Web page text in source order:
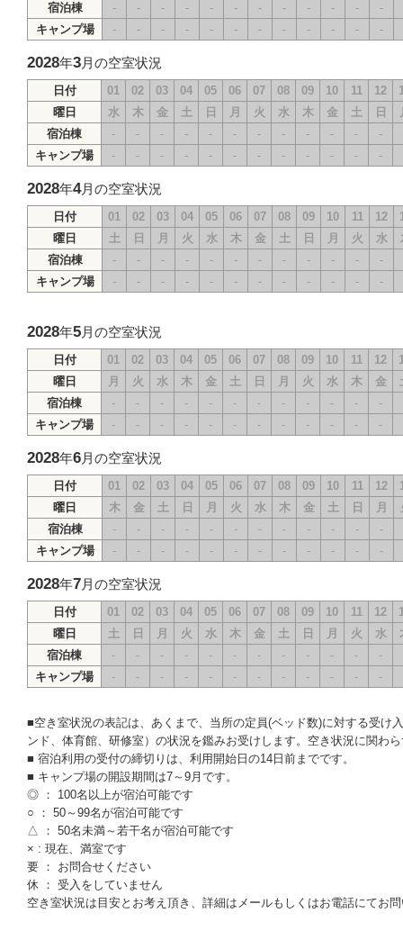
宿泊棟 - - - - - - - - - - -
-
キャンプ場
- - - - - - - - - - - -
2028年3月の空室状況
日付 01 02 03 04 05 06 07 08 09 10 11 12
曜日
水 木 金 土 日 月 火 水 木 金 土 日
宿泊棟
- - - - - - - - - - -
-
キャンプ場
- - - - - - - - - - - -
2028年4月の空室状況
日付 01 02 03 04 05 06 07 08 09 10 11 12
曜日
土 日 月 火 水 木 金 土 日 月 火 水
宿泊棟
- - - - - - - - - - -
-
キャンプ場
- - - - - - - - - - - -
2028年5月の空室状況
日付 01 02 03 04 05 06 07 08 09 10 11 12
曜日
月 火 水 木 金 土 日 月 火 水 木 金
宿泊棟
- - - - - - - - - - -
-
キャンプ場
- - - - - - - - - - - -
2028年6月の空室状況
日付 01 02 03 04 05 06 07 08 09 10 11 12
曜日
木 金 土 日 月 火 水 木 金 土 日 月
宿泊棟
- - - - - - - - - - -
-
キャンプ場
- - - - - - - - - - - -
2028年7月の空室状況
日付 01 02 03 04 05 06 07 08 09 10 11 12
曜日
土 日 月 火 水 木 金 土 日 月 火 水
宿泊棟
- - - - - - - - - - -
-
キャンプ場
- - - - - - - - - - - -
■空き室状況の表記は、あくまで、当所の定員(ベッド数)に対する受
ンド、体育館、研修室）の状況を鑑みお受けします。空き状況に関わ
■ 宿泊利用の受付の締切りは、利用開始日の14日前までです。
■ キャンプ場の開設期間は7～9月です。
◎ ： 100名以上が宿泊可能です
○ ： 50～99名が宿泊可能です
△ ： 50名未満～若干名が宿泊可能です
× : 現在、満室です
要 ： お問合せください
休 ： 受入をしていません
空き室状況は目安とお考え頂き、詳細はメールもしくはお電話にてお